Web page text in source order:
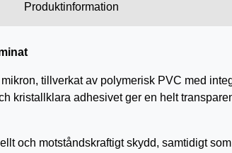
Produktinformation
tillverkat av polymerisk PVC med
kristallklara adhesivet ger en helt
och motståndskraftigt skydd, samtidigt